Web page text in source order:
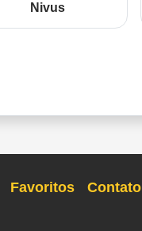
Nivus
Favoritos Contato